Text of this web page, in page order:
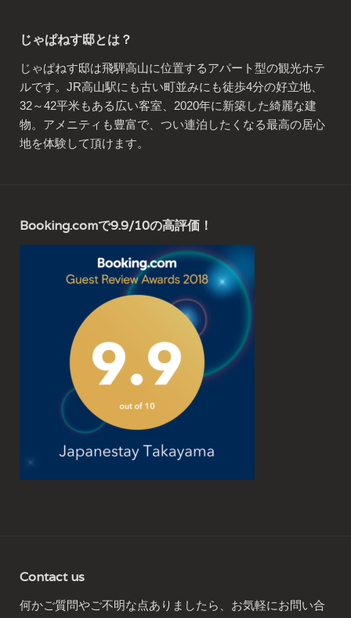
じゃぱねす邸とは？
じゃぱねす邸は飛騨高山に位置するアパート型の観光ホテ
ルです。JR高山駅にも古い町並みにも徒歩4分の好立地、
32～42平米もある広い客室、2020年に新築した綺麗な建
物。アメニティも豊富で、つい連泊したくなる最高の居心
地を体験して頂けます。
Booking.comで9.9/10の高評価！
Contact us
何かご質問やご不明な点ありましたら、お気軽にお問い合